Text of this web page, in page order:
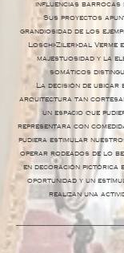
influencias barrocas
Sus proyectos
grandiosidad de los
Loschi-Zileri-dal Verme
majestuosidad y la
somáticos
La decisión de
arquitectura tan
un espacio que
representara con
pudiera estimular
operar rodeados de lo
en decoración pictórica
oportunidad y un
realizan una